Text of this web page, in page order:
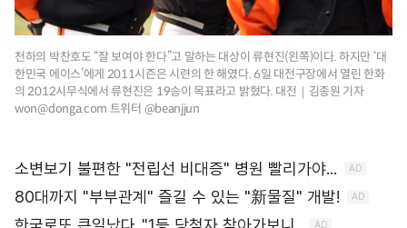
천하의 박찬호도 “잘 보여야 한다”고 말하는 대상이 류현진(왼쪽)이다. 하지만 ‘대
한민국 에이스’에게 2011시즌은 시련의 한 해였다. 6일 대전구장에서 열린 한화
의 2012시무식에서 류현진은 19승이 목표라고 밝혔다. 대전｜김종원 기자
won@donga.com 트위터 @beanjjun